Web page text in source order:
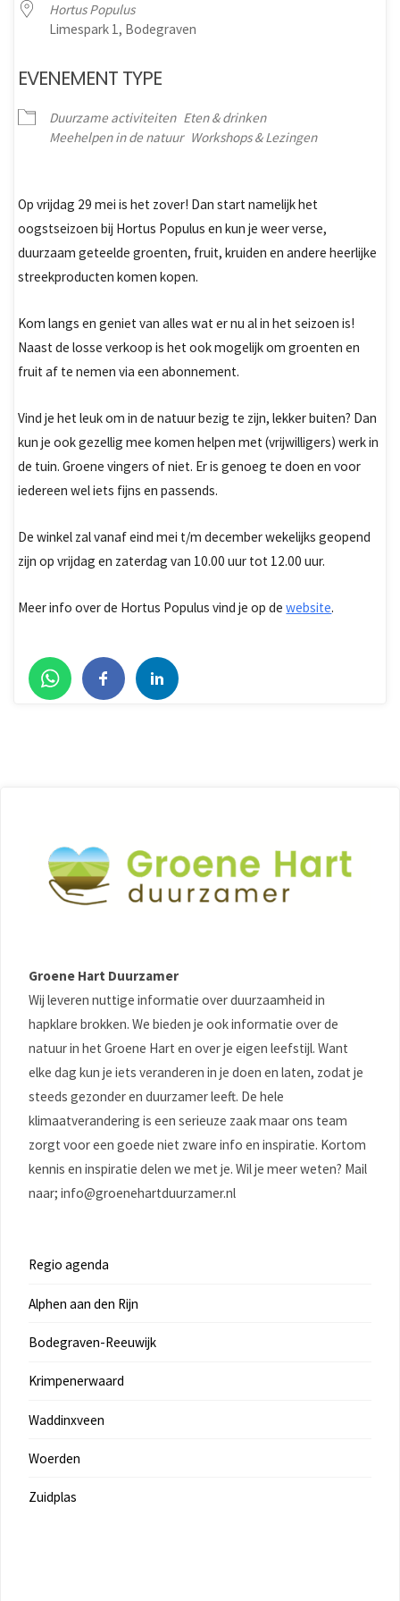
Hortus Populus
Limespark 1, Bodegraven
EVENEMENT TYPE
Duurzame activiteiten Eten & drinken
Meehelpen in de natuur Workshops & Lezingen
Op vrijdag 29 mei is het zover! Dan start namelijk het
oogstseizoen bij Hortus Populus en kun je weer verse,
duurzaam geteelde groenten, fruit, kruiden en andere heerlijke
streekproducten komen kopen.
Kom langs en geniet van alles wat er nu al in het seizoen is!
Naast de losse verkoop is het ook mogelijk om groenten en
fruit af te nemen via een abonnement.
Vind je het leuk om in de natuur bezig te zijn, lekker buiten? Dan
kun je ook gezellig mee komen helpen met (vrijwilligers) werk in
de tuin. Groene vingers of niet. Er is genoeg te doen en voor
iedereen wel iets fijns en passends.
De winkel zal vanaf eind mei t/m december wekelijks geopend
zijn op vrijdag en zaterdag van 10.00 uur tot 12.00 uur.
Meer info over de Hortus Populus vind je op dewebsite.
Groene Hart Duurzamer
Wij leveren nuttige informatie over duurzaamheid in
hapklare brokken. We bieden je ook informatie over de
natuur in het Groene Hart en over je eigen leefstijl. Want
elke dag kun je iets veranderen in je doen en laten, zodat je
steeds gezonder en duurzamer leeft. De hele
klimaatverandering is een serieuze zaak maar ons team
zorgt voor een goede niet zware info en inspiratie. Kortom
kennis en inspiratie delen we met je. Wil je meer weten? Mail
naar; info@groenehartduurzamer.nl
Regio agenda
Alphen aan den Rijn
Bodegraven-Reeuwijk
Krimpenerwaard
Waddinxveen
Woerden
Zuidplas